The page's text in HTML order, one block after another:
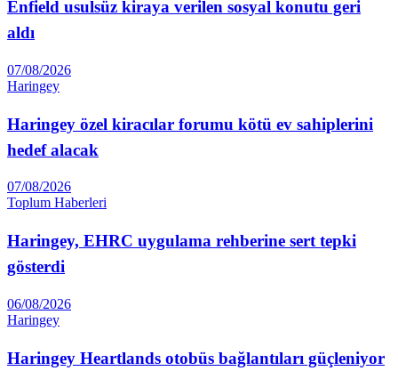
Enfield usulsüz kiraya verilen sosyal konutu geri
aldı
07/08/2026
Haringey
Haringey özel kiracılar forumu kötü ev sahiplerini
hedef alacak
07/08/2026
Toplum Haberleri
Haringey, EHRC uygulama rehberine sert tepki
gösterdi
06/08/2026
Haringey
Haringey Heartlands otobüs bağlantıları güçleniyor